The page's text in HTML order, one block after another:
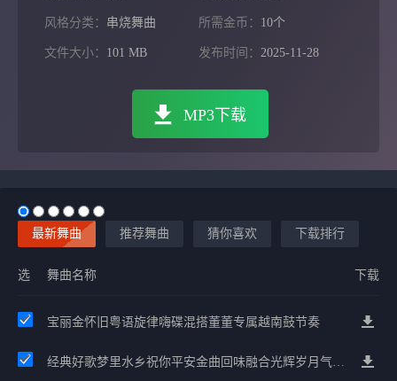
风格分类： 串烧舞曲 所需金币： 10个
文件大小： 101 MB 发布时间： 2025-11-28
MP3下载
最新舞曲 推荐舞曲 猜你喜欢 下载排行
选 舞曲名称 下载
宝丽金怀旧粤语旋律嗨碟混搭董董专属越南鼓节奏
经典好歌梦里水乡祝你平安金曲回味融合光辉岁月气氛中文兄弟串烧